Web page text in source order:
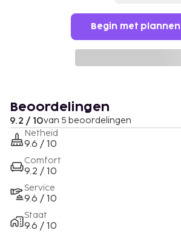
Begin met plannen
Beoordelingen
9.2 / 10van 5 beoordelingen
Netheid
9.6 / 10
Comfort
9.2 / 10
Service
9.6 / 10
Staat
9.6 / 10